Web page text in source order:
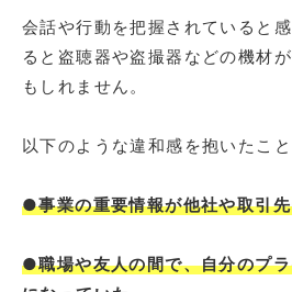
会話や行動を把握されていると
ると盗聴器や盗撮器などの機材
もしれません。
以下のような違和感を抱いたこ
●事業の重要情報が他社や取引
●職場や友人の間で、自分のプ